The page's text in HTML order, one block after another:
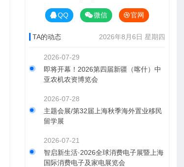
QQ 微信 官网
TA的动态 2026年8月6日 星期四
2026-07-29
即将开幕！2026第四届新疆（喀什）中
亚农机农资博览会
2026-07-28
主题会展/第32届上海秋季海外置业移民
留学展
2026-07-21
智启新生活·2026全球消费电子展暨上海
国际消费电子及家电展览会